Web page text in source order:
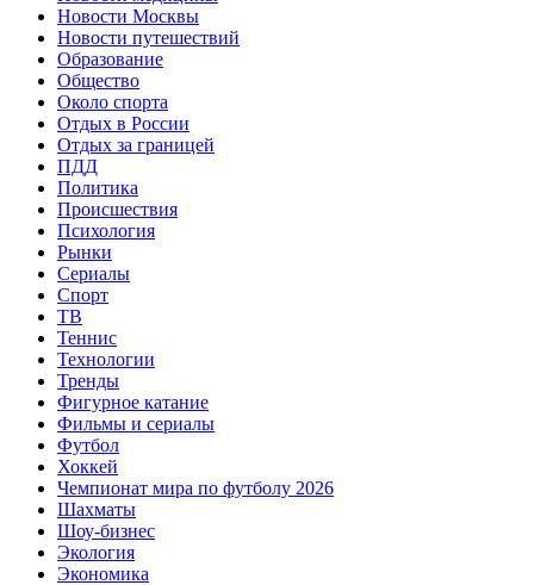
Новости Москвы
Новости путешествий
Образование
Общество
Около спорта
Отдых в России
Отдых за границей
ПДД
Политика
Происшествия
Психология
Рынки
Сериалы
Спорт
ТВ
Теннис
Технологии
Тренды
Фигурное катание
Фильмы и сериалы
Футбол
Хоккей
Чемпионат мира по футболу 2026
Шахматы
Шоу-бизнес
Экология
Экономика